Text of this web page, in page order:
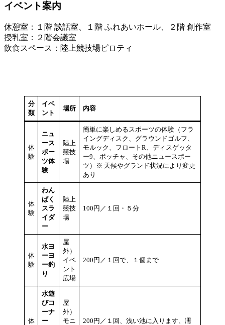
イベント案内
休憩室：１階 談話室、１階 ふれあいホール、２階 創作室
授乳室：２階会議室
飲食スペース：陸上競技場ピロティ
分
類
イベ
ント
場所 内容
体
験
ニュ
ース
ポー
ツ体
験
陸上
競技
場
簡単に楽しめるスポーツの体験（フラ
イングディスク、グラウンドゴルフ、
モルック、フロートR、ディスゲッタ
ー9、ボッチャ、その他ニュースポー
ツ）※ 天候やグランド状況により変更
あり
体
験
わん
ぱく
スラ
イダ
ー
陸上
競技
場
100円／１回・５分
体
験
水ヨ
ーヨ
ー釣
り
屋
外）
イベ
ント
広場
200円／１回で、１個まで
体
水遊
びコ
ーナ
ー
屋
外）
モニ
200円／１回、浅い池に入ります、濡